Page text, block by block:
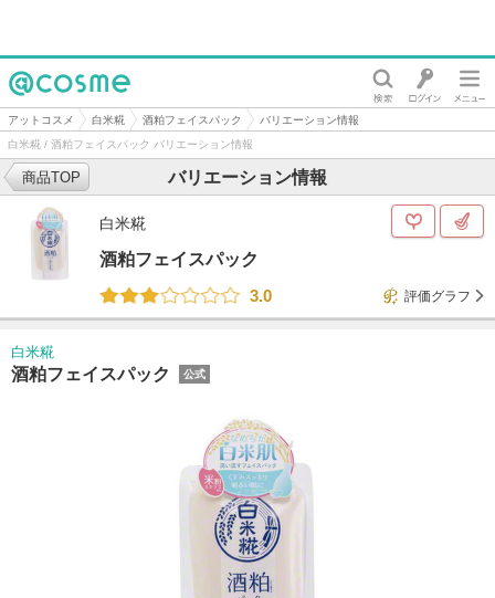
@cosme
アットコスメ 白米糀 酒粕フェイスパック
バリエーション情報
白米糀 / 酒粕フェイスパック バリエーション情報
バリエーション情報
商品TOP
白米糀
酒粕フェイスパック
3.0
評価グラフ
白米糀
酒粕フェイスパック 公式